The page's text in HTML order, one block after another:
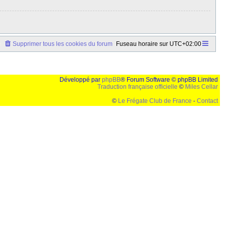
Fuseau horaire sur UTC+02:00
Supprimer tous les cookies du forum
Développé par phpBB® Forum Software © phpBB Limited
Traduction française officielle © Miles Cellar
© Le Frégate Club de France - Contact